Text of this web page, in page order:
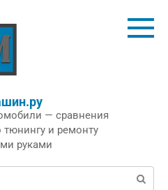
— сравнения
и ремонту
руками